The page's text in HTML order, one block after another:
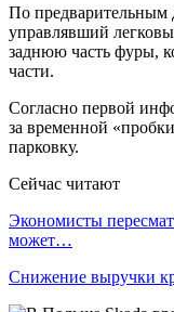
По предварительным
управлявший
заднюю часть фуры,
части.
Согласно первой
за временной
парковку.
Сейчас читают
Экономисты
может…
Снижение выручки